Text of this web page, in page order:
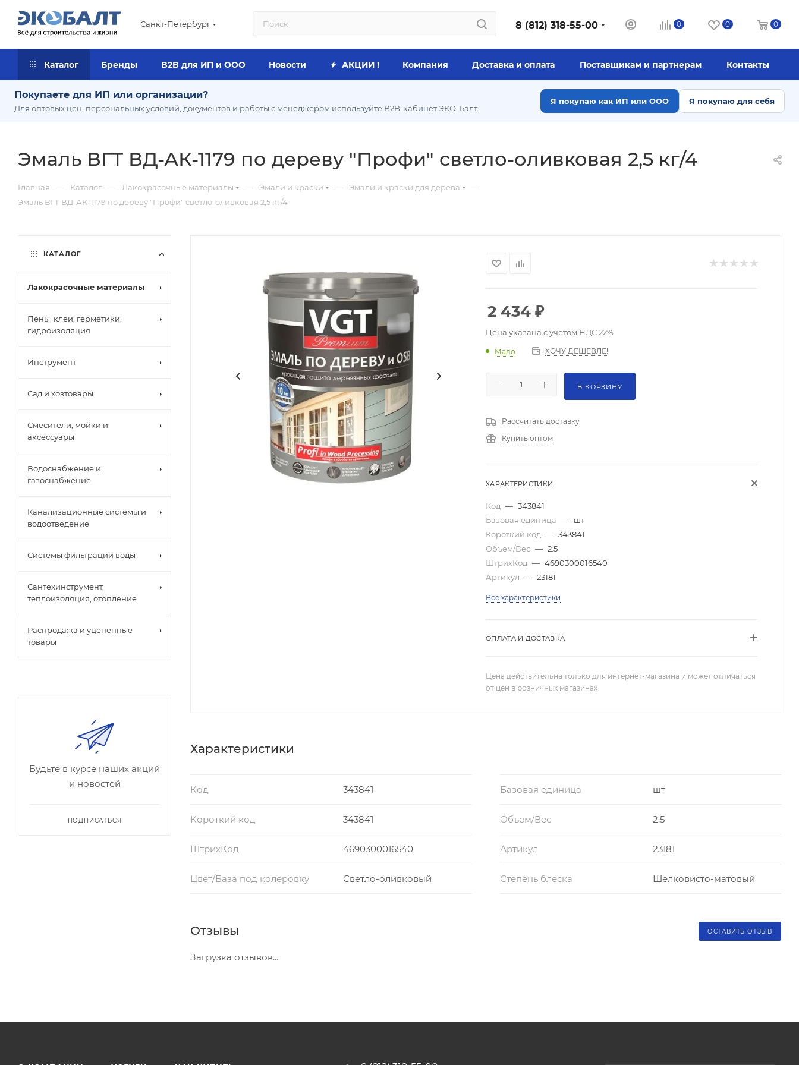
Санкт-Петербург 8 (812) 318-55-00 0 0 0
Каталог Бренды B2B для ИП и ООО Новости АКЦИИ ! Компания Доставка и оплата Поставщикам и партнерам Контакты
Покупаете для ИП или организации?
Для оптовых цен, персональных условий, документов и работы с менеджером используйте B2B-кабинет ЭКО-Балт.
Я покупаю как ИП или ООО Я покупаю для себя
Эмаль ВГТ ВД-АК-1179 по дереву "Профи" светло-оливковая 2,5 кг/4
Главная — Каталог — Лакокрасочные материалы — Эмали и краски — Эмали и краски для дерева —
Эмаль ВГТ ВД-АК-1179 по дереву "Профи" светло-оливковая 2,5 кг/4
2 434 ₽
Цена указана с учетом НДС 22%
Мало ХОЧУ ДЕШЕВЛЕ!
В КОРЗИНУ
Рассчитать доставку
Купить оптом
ХАРАКТЕРИСТИКИ
Код — 343841
Базовая единица — шт
Короткий код — 343841
Объем/Вес — 2.5
ШтрихКод — 4690300016540
Артикул — 23181
Все характеристики
ОПЛАТА И ДОСТАВКА
Цена действительна только для интернет-магазина и может отличаться
от цен в розничных магазинах
Характеристики
Код 343841 Базовая единица шт
Короткий код 343841 Объем/Вес 2.5
ШтрихКод 4690300016540 Артикул 23181
Цвет/База под колеровку Светло-оливковый Степень блеска Шелковисто-матовый
Отзывы ОСТАВИТЬ ОТЗЫВ
Загрузка отзывов...
КАТАЛОГ
Лакокрасочные материалы
Пены, клеи, герметики,
гидроизоляция
Инструмент
Сад и хозтовары
Смесители, мойки и
аксессуары
Водоснабжение и
газоснабжение
Канализационные системы и
водоотведение
Системы фильтрации воды
Сантехинструмент,
теплоизоляция, отопление
Распродажа и уцененные
товары
Будьте в курсе наших акций
и новостей
ПОДПИСАТЬСЯ